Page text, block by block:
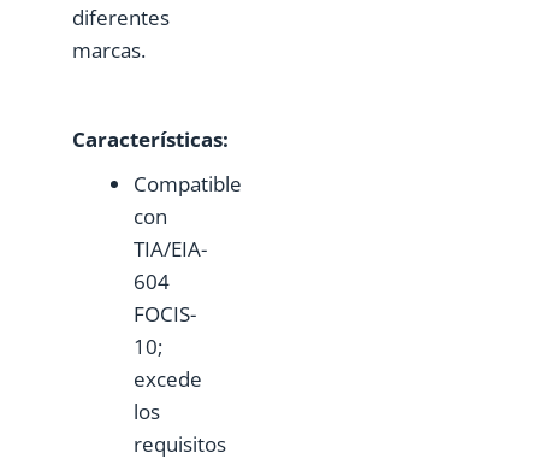
diferentes
marcas.
Características:
Compatible
con
TIA/EIA-
604
FOCIS-
10;
excede
los
requisitos